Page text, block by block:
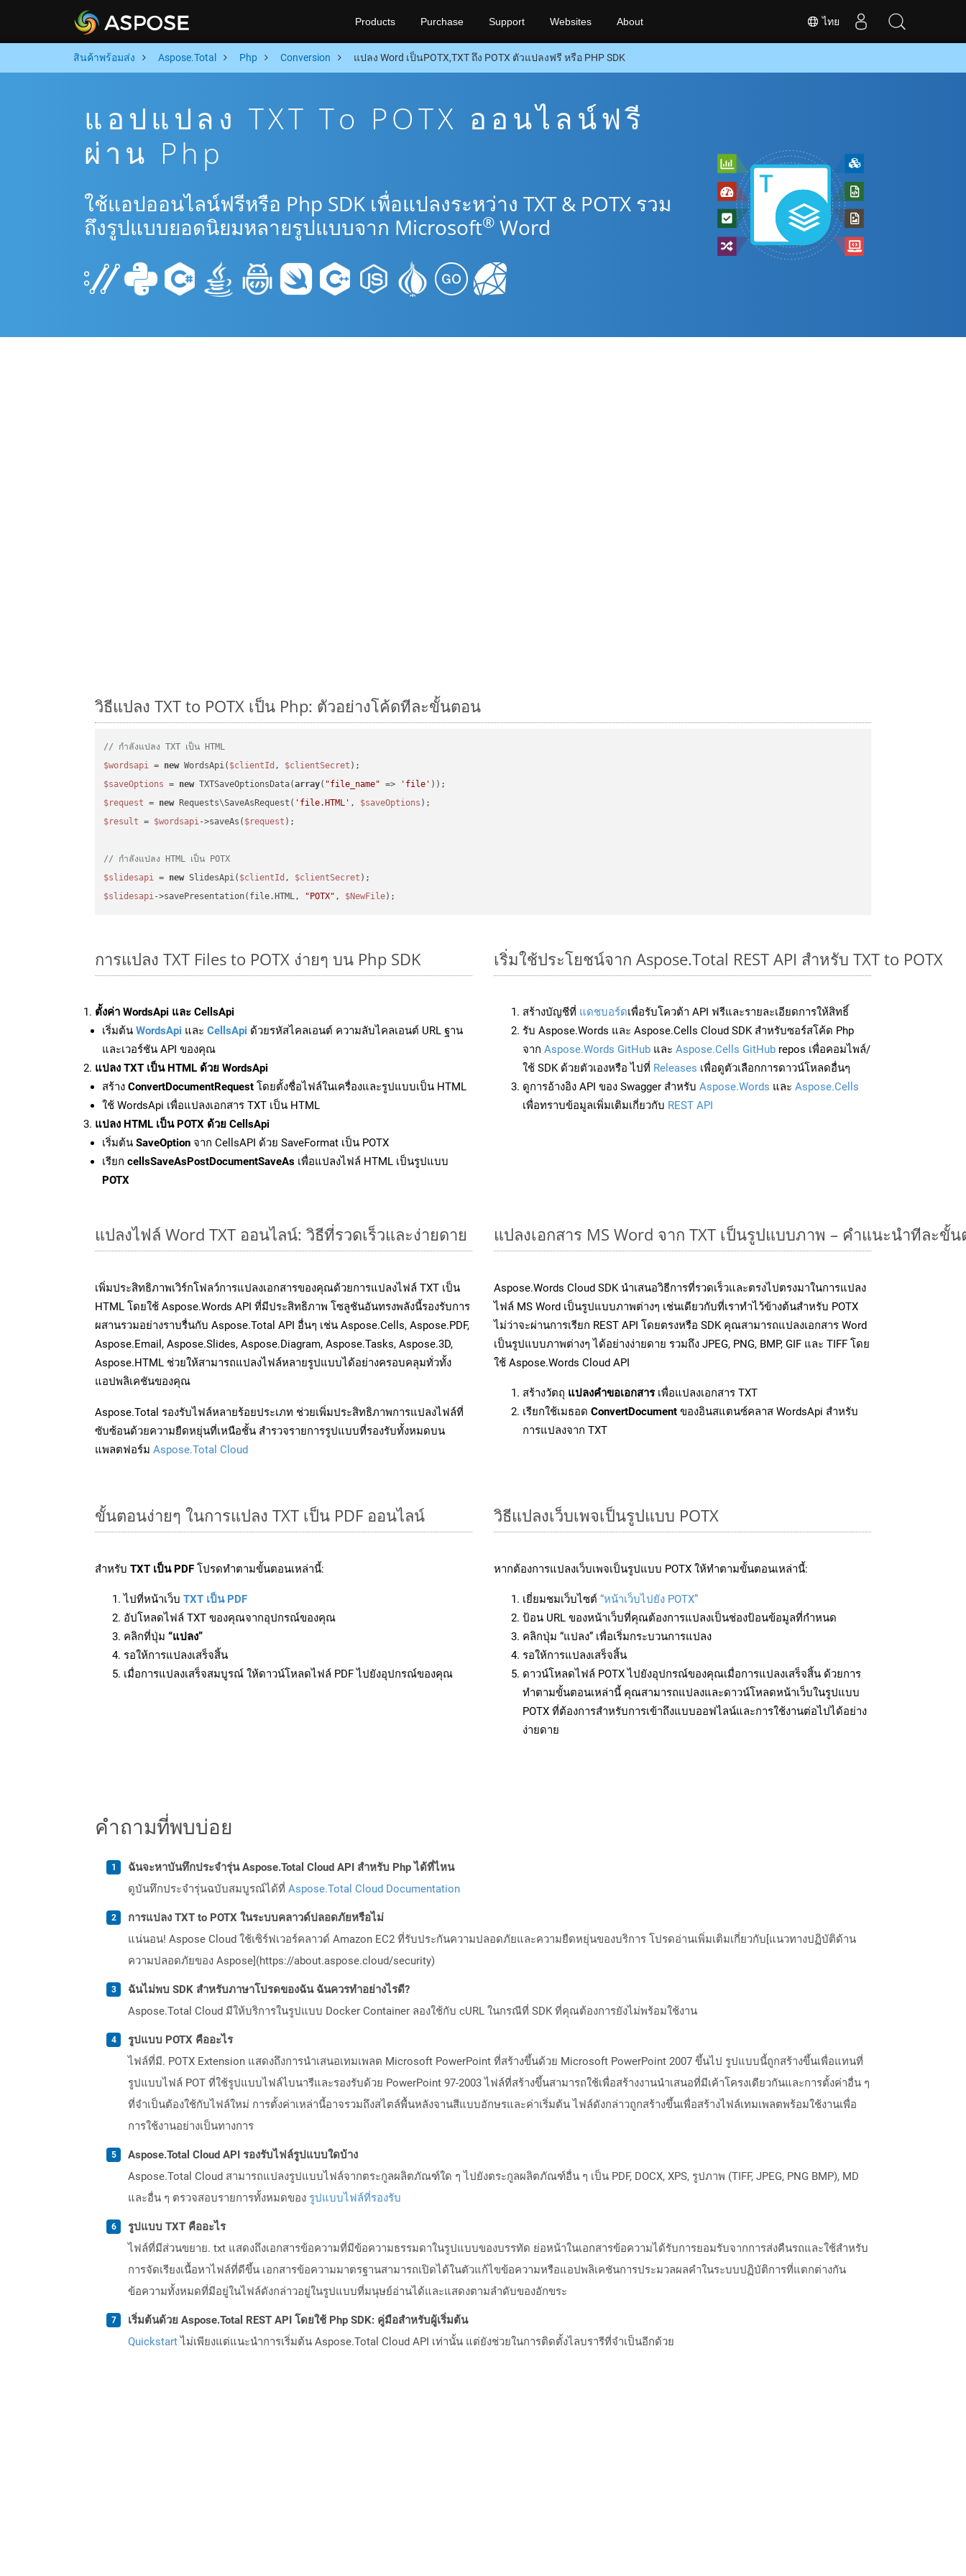
ไทย
Products Purchase Support Websites About
สินค้าพร้อมส่ง Aspose.Total Php Conversion แปลง Word เป็นPOTX,TXT ถึง POTX ตัวแปลงฟรี หรือ PHP SDK
แอปแปลง TXT To POTX ออนไลน์ฟรี
ผ่าน Php
ใช้แอปออนไลน์ฟรีหรือ Php SDK เพื่อแปลงระหว่าง TXT & POTX รวม
ถึงรูปแบบยอดนิยมหลายรูปแบบจาก Microsoft® Word
วิธีแปลง TXT to POTX เป็น Php: ตัวอย่างโค้ดทีละขั้นตอน
// กำลังแปลง TXT เป็น HTML
$wordsapi = new WordsApi( $clientId , $clientSecret
$saveOptions = new TXTSaveOptionsData(array( "file_name" => 'file'
$request = new Requests\SaveAsRequest( 'file.HTML' , $saveOptions
$result = $wordsapi->saveAs( $request );
// กำลังแปลง HTML เป็น POTX
$slidesapi = new SlidesApi( $clientId , $clientSecret
$slidesapi->savePresentation(file.HTML, "POTX" , $NewFile
การแปลง TXT Files to POTX ง่ายๆ บน Php SDK
ตั้งค่า WordsApi และ CellsApi
เริ่มต้น WordsApi และ CellsApi ด้วยรหัสไคลเอนต์ ความลับไคลเอนต์ URL ฐาน
และเวอร์ชัน API ของคุณ
แปลง TXT เป็น HTML ด้วย WordsApi
สร้าง ConvertDocumentRequest โดยตั้งชื่อไฟล์ในเครื่องและรูปแบบเป็น HTML
ใช้ WordsApi เพื่อแปลงเอกสาร TXT เป็น HTML
แปลง HTML เป็น POTX ด้วย CellsApi
เริ่มต้น SaveOption จาก CellsAPI ด้วย SaveFormat เป็น POTX
เรียก cellsSaveAsPostDocumentSaveAs เพื่อแปลงไฟล์ HTML เป็นรูปแบบ
POTX
เริ่มใช้ประโยชน์จาก Aspose.Total REST API สำหรับ TXT to POTX
สร้างบัญชีที่ แดชบอร์ดเพื่อรับโควต้า API ฟรีและรายละเอียดการให้สิทธิ์
รับ Aspose.Words และ Aspose.Cells Cloud SDK สำหรับซอร์สโค้ด Php
จาก Aspose.Words GitHub และ Aspose.Cells GitHub repos เพื่อคอมไพล์/
ใช้ SDK ด้วยตัวเองหรือ ไปที่ Releases เพื่อดูตัวเลือกการดาวน์โหลดอื่นๆ
ดูการอ้างอิง API ของ Swagger สำหรับ Aspose.Words และ Aspose.Cells
เพื่อทราบข้อมูลเพิ่มเติมเกี่ยวกับ REST API
แปลงไฟล์ Word TXT ออนไลน์: วิธีที่รวดเร็วและง่ายดาย
เพิ่มประสิทธิภาพเวิร์กโฟลว์การแปลงเอกสารของคุณด้วยการแปลงไฟล์ TXT เป็น
HTML โดยใช้ Aspose.Words API ที่มีประสิทธิภาพ โซลูชันอันทรงพลังนี้รองรับการ
ผสานรวมอย่างราบรื่นกับ Aspose.Total API อื่นๆ เช่น Aspose.Cells, Aspose.PDF,
Aspose.Email, Aspose.Slides, Aspose.Diagram, Aspose.Tasks, Aspose.3D,
Aspose.HTML ช่วยให้สามารถแปลงไฟล์หลายรูปแบบได้อย่างครอบคลุมทั่วทั้ง
แอปพลิเคชันของคุณ
Aspose.Total รองรับไฟล์หลายร้อยประเภท ช่วยเพิ่มประสิทธิภาพการแปลงไฟล์ที่
ซับซ้อนด้วยความยืดหยุ่นที่เหนือชั้น สำรวจรายการรูปแบบที่รองรับทั้งหมดบน
แพลตฟอร์ม Aspose.Total Cloud
แปลงเอกสาร MS Word จาก TXT เป็นรูปแบบภาพ – คำแนะนำทีละขั้
Aspose.Words Cloud SDK นำเสนอวิธีการที่รวดเร็วและตรงไปตรงมาในการแปลง
ไฟล์ MS Word เป็นรูปแบบภาพต่างๆ เช่นเดียวกับที่เราทำไว้ข้างต้นสำหรับ POTX
ไม่ว่าจะผ่านการเรียก REST API โดยตรงหรือ SDK คุณสามารถแปลงเอกสาร Word
เป็นรูปแบบภาพต่างๆ ได้อย่างง่ายดาย รวมถึง JPEG, PNG, BMP, GIF และ TIFF โดย
ใช้ Aspose.Words Cloud API
สร้างวัตถุ แปลงคำขอเอกสารเพื่อแปลงเอกสาร TXT
เรียกใช้เมธอด ConvertDocument ของอินสแตนซ์คลาส WordsApi สำหรับ
การแปลงจาก TXT
ขั้นตอนง่ายๆ ในการแปลง TXT เป็น PDF ออนไลน์
สำหรับ TXT เป็น PDF โปรดทำตามขั้นตอนเหล่านี้:
ไปที่หน้าเว็บ TXT เป็น PDF
อัปโหลดไฟล์ TXT ของคุณจากอุปกรณ์ของคุณ
คลิกที่ปุ่ม “แปลง”
รอให้การแปลงเสร็จสิ้น
เมื่อการแปลงเสร็จสมบูรณ์ ให้ดาวน์โหลดไฟล์ PDF ไปยังอุปกรณ์ของคุณ
วิธีแปลงเว็บเพจเป็นรูปแบบ POTX
หากต้องการแปลงเว็บเพจเป็นรูปแบบ POTX ให้ทำตามขั้นตอนเหล่านี้:
เยี่ยมชมเว็บไซต์ “หน้าเว็บไปยัง POTX”
ป้อน URL ของหน้าเว็บที่คุณต้องการแปลงเป็นช่องป้อนข้อมูลที่กำหนด
คลิกปุ่ม “แปลง” เพื่อเริ่มกระบวนการแปลง
รอให้การแปลงเสร็จสิ้น
ดาวน์โหลดไฟล์ POTX ไปยังอุปกรณ์ของคุณเมื่อการแปลงเสร็จสิ้น ด้วยการ
ทำตามขั้นตอนเหล่านี้ คุณสามารถแปลงและดาวน์โหลดหน้าเว็บในรูปแบบ
POTX ที่ต้องการสำหรับการเข้าถึงแบบออฟไลน์และการใช้งานต่อไปได้อย่าง
ง่ายดาย
คำถามที่พบบ่อย
ฉันจะหาบันทึกประจำรุ่น Aspose.Total Cloud API สำหรับ Php ได้ที่ไหน
ดูบันทึกประจำรุ่นฉบับสมบูรณ์ได้ที่ Aspose.Total Cloud Documentation
การแปลง TXT to POTX ในระบบคลาวด์ปลอดภัยหรือไม่
แน่นอน! Aspose Cloud ใช้เซิร์ฟเวอร์คลาวด์ Amazon EC2 ที่รับประกันความปลอดภัยและความยืดหยุ่นของบริการ โปรดอ่านเพิ่มเติมเกี่ยวกับ[แนวทางปฏิบัติด้าน
ความปลอดภัยของ Aspose](https://about.aspose.cloud/security)
ฉันไม่พบ SDK สำหรับภาษาโปรดของฉัน ฉันควรทำอย่างไรดี?
Aspose.Total Cloud มีให้บริการในรูปแบบ Docker Container ลองใช้กับ cURL ในกรณีที่ SDK ที่คุณต้องการยังไม่พร้อมใช้งาน
รูปแบบ POTX คืออะไร
ไฟล์ที่มี. POTX Extension แสดงถึงการนำเสนอเทมเพลต Microsoft PowerPoint ที่สร้างขึ้นด้วย Microsoft PowerPoint 2007 ขึ้นไป รูปแบบนี้ถูกสร้างขึ้นเพื่อแทนที่
รูปแบบไฟล์ POT ที่ใช้รูปแบบไฟล์ไบนารีและรองรับด้วย PowerPoint 97-2003 ไฟล์ที่สร้างขึ้นสามารถใช้เพื่อสร้างงานนำเสนอที่มีเค้าโครงเดียวกันและการตั้งค่าอื่น ๆ
ที่จำเป็นต้องใช้กับไฟล์ใหม่ การตั้งค่าเหล่านี้อาจรวมถึงสไตล์พื้นหลังจานสีแบบอักษรและค่าเริ่มต้น ไฟล์ดังกล่าวถูกสร้างขึ้นเพื่อสร้างไฟล์เทมเพลตพร้อมใช้งานเพื่อ
การใช้งานอย่างเป็นทางการ
Aspose.Total Cloud API รองรับไฟล์รูปแบบใดบ้าง
Aspose.Total Cloud สามารถแปลงรูปแบบไฟล์จากตระกูลผลิตภัณฑ์ใด ๆ ไปยังตระกูลผลิตภัณฑ์อื่น ๆ เป็น PDF, DOCX, XPS, รูปภาพ (TIFF, JPEG, PNG BMP), MD
และอื่น ๆ ตรวจสอบรายการทั้งหมดของ รูปแบบไฟล์ที่รองรับ
รูปแบบ TXT คืออะไร
ไฟล์ที่มีส่วนขยาย. txt แสดงถึงเอกสารข้อความที่มีข้อความธรรมดาในรูปแบบของบรรทัด ย่อหน้าในเอกสารข้อความได้รับการยอมรับจากการส่งคืนรถและใช้สำหรับ
การจัดเรียงเนื้อหาไฟล์ที่ดีขึ้น เอกสารข้อความมาตรฐานสามารถเปิดได้ในตัวแก้ไขข้อความหรือแอปพลิเคชันการประมวลผลคำในระบบปฏิบัติการที่แตกต่างกัน
ข้อความทั้งหมดที่มีอยู่ในไฟล์ดังกล่าวอยู่ในรูปแบบที่มนุษย์อ่านได้และแสดงตามลำดับของอักขระ
เริ่มต้นด้วย Aspose.Total REST API โดยใช้ Php SDK: คู่มือสำหรับผู้เริ่มต้น
Quickstartไม่เพียงแต่แนะนำการเริ่มต้น Aspose.Total Cloud API เท่านั้น แต่ยังช่วยในการติดตั้งไลบรารีที่จำเป็นอีกด้วย